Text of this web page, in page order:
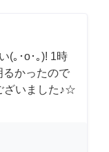
(｡･о･｡)! 1時
るかったので
ざいました♪☆